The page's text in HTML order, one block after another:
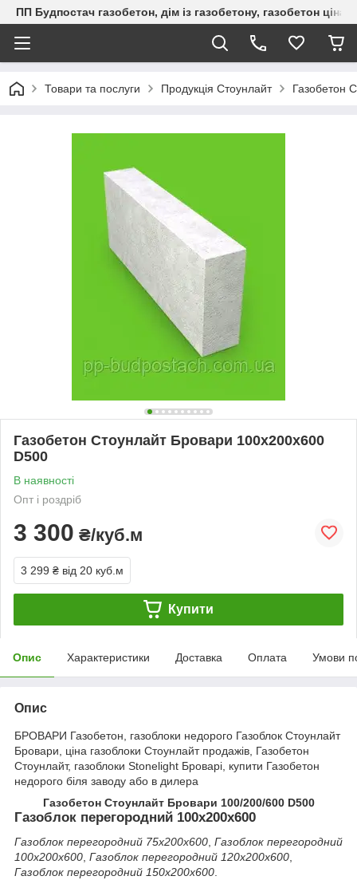
ПП Будпостач газобетон, дім із газобетону, газобетон
Товари та послуги Продукція Стоунлайт Газобетон
Газобетон Стоунлайт Бровари 100х200х600
D500
В наявності
Опт і роздріб
3 300 ₴/куб.м
3 299 ₴ від 20 куб.м
Купити
Опис Характеристики Доставка Оплата Умови
Опис
БРОВАРИ Газобетон, газоблоки недорого Газоблок Стоунлайт
Бровари, ціна газоблоки Стоунлайт продажів, Газобетон
Стоунлайт, газоблоки Stonelight Броварі, купити Газобетон
недорого біля заводу або в дилера
Газобетон Стоунлайт Бровари 100/200/600 D500
Газоблок перегородний 100х200х600
Газоблок перегородний 75х200х600 Газоблок перегородний
100х200х600 Газоблок перегородний 120х200х600
Газоблок перегородний 150х200х600